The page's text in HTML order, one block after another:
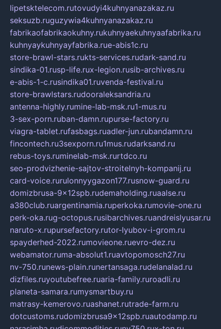
lipetsktelecom.rutovudyi4kuhnyanazakaz.ru
seksuzb.ruguzywia4kuhnyanazakaz.ru
fabrikaofabrikaokuhny.rukuhnyaekuhnyaafabrika.ru
kuhnyaykuhnyayfabrika.rue-abis1c.ru
store-brawl-stars.rukts-services.rudark-sand.ru
sindika-01.rusp-life.rux-legion.rusib-archives.ru
e-abis-1-c.rusindika01.ruvenda-festival.ru
store-brawlstars.rudooraleksandria.ru
antenna-highly.rumine-lab-msk.ru1-mus.ru
3-sex-porn.ruban-damn.rupurse-factory.ru
viagra-tablet.rufasbags.ruadler-jun.rubandamn.ru
fincontech.ru3sexporn.ru1mus.rudarksand.ru
rebus-toys.ruminelab-msk.rurtdco.ru
seo-prodvizhenie-sajtov-stroitelnyh-kompanij.ru
card-voice.rurulonnyygazon177.rusnow-guard.ru
domizbrusa-9x12spb.rudemaholding.ruaalse.ru
a380club.ruargentinamia.ruperkoka.rumovie-one.ru
perk-oka.rug-octopus.rusibarchives.ruandreislyusar.ru
naruto-x.rupursefactory.rutor-lyubov-i-grom.ru
spayderhed-2022.rumovieone.ruevro-dez.ru
webamator.ruma-absolut1.ruavtopomosch27.ru
nv-750.runews-plain.runertansaga.rudelanalad.ru
dizfiles.ruyoutubefree.ruaria-family.ruroadli.ru
planeta-samara.rumysmartbuy.ru
matrasy-kemerovo.ruashanet.rutrade-farm.ru
dotcustoms.rudomizbrusa9x12spb.ruautodamp.ru